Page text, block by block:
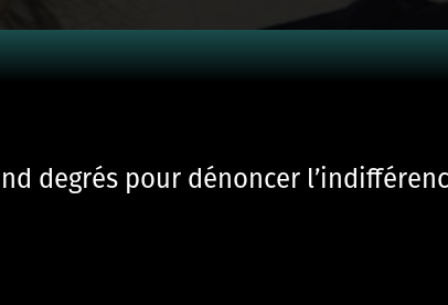
degrés pour dénoncer